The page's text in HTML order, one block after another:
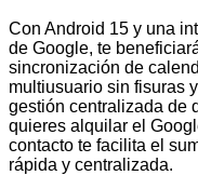
Con Android 15 y una
de Google, te
sincronización de
multiusuario sin fisuras
gestión centralizada de
quieres alquilar el
contacto te facilita el
rápida y centralizada.